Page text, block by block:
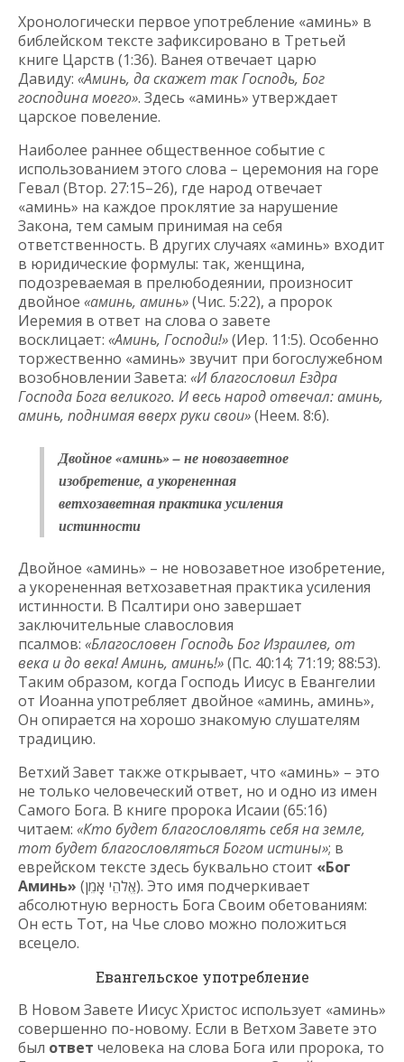
Хронологически первое употребление «аминь» в
библейском тексте зафиксировано в Третьей
книге Царств (1:36). Ванея отвечает царю
Давиду: «Аминь, да скажет так Господь, Бог
господина моего». Здесь «аминь» утверждает
царское повеление.
Наиболее раннее общественное событие с
использованием этого слова – церемония на горе
Гевал (Втор. 27:15–26), где народ отвечает
«аминь» на каждое проклятие за нарушение
Закона, тем самым принимая на себя
ответственность. В других случаях «аминь» входит
в юридические формулы: так, женщина,
подозреваемая в прелюбодеянии, произносит
двойное «аминь, аминь»(Чис. 5:22), а пророк
Иеремия в ответ на слова о завете
восклицает: «Аминь, Господи!»(Иер. 11:5). Особенно
торжественно «аминь» звучит при богослужебном
возобновлении Завета: «И благословил Ездра
Господа Бога великого. И весь народ отвечал: аминь,
аминь, поднимая вверх руки свои»(Неем. 8:6).
Двойное «аминь» – не новозаветное
изобретение, а укорененная
ветхозаветная практика усиления
истинности
Двойное «аминь» – не новозаветное изобретение,
а укорененная ветхозаветная практика усиления
истинности. В Псалтири оно завершает
заключительные славословия
псалмов: «Благословен Господь Бог Израилев, от
века и до века! Аминь, аминь!»(Пс. 40:14; 71:19; 88:53).
Таким образом, когда Господь Иисус в Евангелии
от Иоанна употребляет двойное «аминь, аминь»,
Он опирается на хорошо знакомую слушателям
традицию.
Ветхий Завет также открывает, что «аминь» – это
не только человеческий ответ, но и одно из имен
Самого Бога. В книге пророка Исаии (65:16)
читаем: «Кто будет благословлять себя на земле,
тот будет благословляться Богом истины»; в
еврейском тексте здесь буквально стоит «Бог
Аминь» (אֱלֹהֵי אָמֵן). Это имя подчеркивает
абсолютную верность Бога Своим обетованиям:
Он есть Тот, на Чье слово можно положиться
всецело.
Евангельское употребление
В Новом Завете Иисус Христос использует «аминь»
совершенно по-новому. Если в Ветхом Завете это
был ответ человека на слова Бога или пророка, то